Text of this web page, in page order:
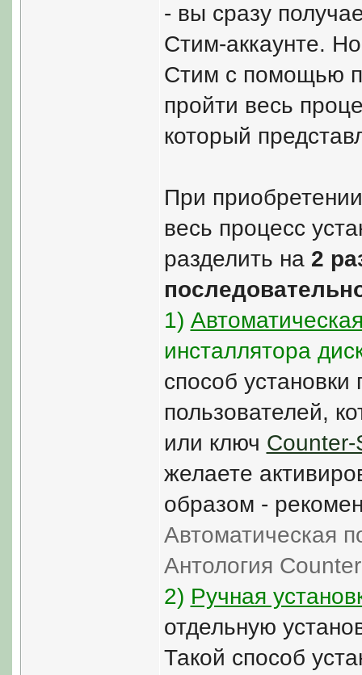
- вы сразу
Стим-аккаунте.
Стим с помощью
пройти весь
который
При
весь процесс
разделить на 2
1)
инсталлятора
способ
пользователей,
или ключ Counter-
желаете
образом -
Автоматическая
Антология
2) Ручная
отдельную
Такой способ